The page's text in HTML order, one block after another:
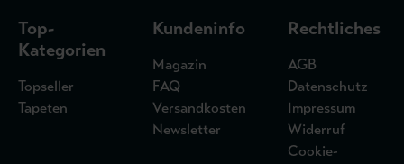
Top-
Kategorien
Topseller
Tapeten
Kundeninfo
Magazin
FAQ
Versandkosten
Newsletter
Rechtliches
AGB
Datenschutz
Impressum
Widerruf
Cookie-